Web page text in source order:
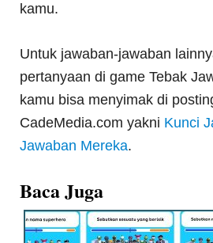
kamu.
Untuk jawaban-jawaban
pertanyaan di game Tebak
kamu bisa menyimak di
CadeMedia.com yakni Kunci
Jawaban Mereka.
Baca Juga